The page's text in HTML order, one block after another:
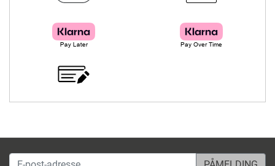
E-post-adresse